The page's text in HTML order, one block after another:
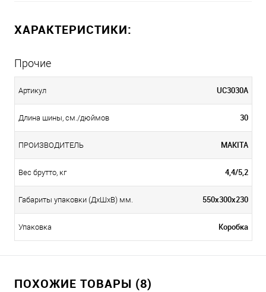
ХАРАКТЕРИСТИКИ:
Прочие
Артикул UC3030A
Длина шины, см./дюймов 30
ПРОИЗВОДИТЕЛЬ MAKITA
Вес брутто, кг 4,4/5,2
Габариты упаковки (ДхШхВ) мм. 550х300х230
Упаковка Коробка
ПОХОЖИЕ ТОВАРЫ (8)